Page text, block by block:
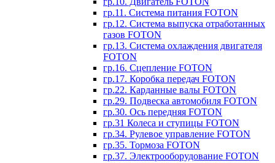
гр.11. Система питания FOTON
гр.12. Система выпуска отработанных
газов FOTON
гр.13. Система охлаждения двигателя
FOTON
гр.16. Сцепление FOTON
гр.17. Коробка передач FOTON
гр.22. Карданные валы FOTON
гр.29. Подвеска автомобиля FOTON
гр.30. Ось передняя FOTON
гр.31 Колеса и ступицы FOTON
гр.34. Рулевое управление FOTON
гр.35. Тормоза FOTON
гр.37. Электрооборудование FOTON